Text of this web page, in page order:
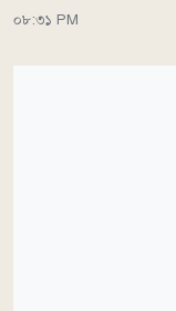
০৮:৩১ PM